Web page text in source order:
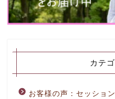
カテ
お客様の声：セッション